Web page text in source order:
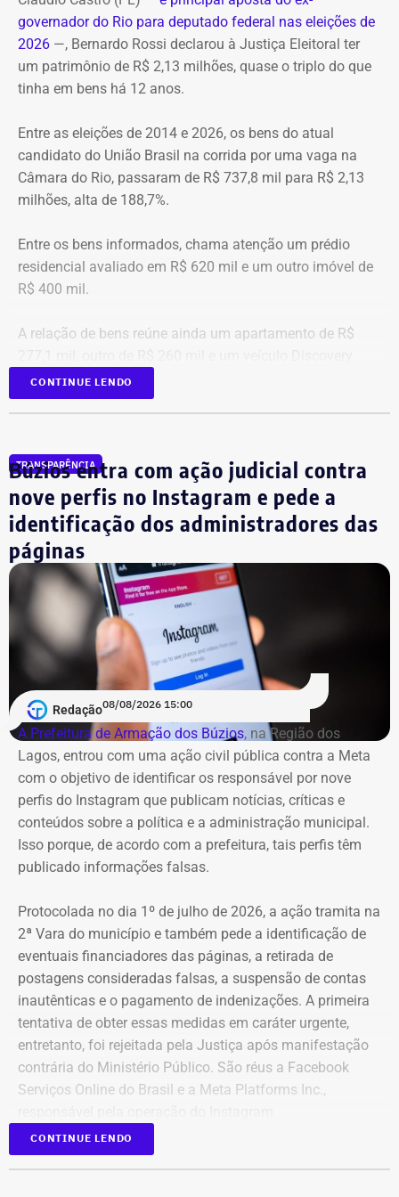
TEMPO REAL
Pré-hora: 19h, com cobertura especial pelo YouTube do
TEMPO REAL
A operação mobilizou cerca de 40 militares, 11 viaturas e
4 unidades operacionais.
governador do Rio para deputado federal nas eleições de
2026 —, Bernardo Rossi declarou à Justiça Eleitoral ter
um patrimônio de R$ 2,13 milhões, quase o triplo do que
tinha em bens há 12 anos.
Entre as eleições de 2014 e 2026, os bens do atual
candidato do União Brasil na corrida por uma vaga na
Câmara do Rio, passaram de R$ 737,8 mil para R$ 2,13
milhões, alta de 188,7%.
Entre os bens informados, chama atenção um prédio
residencial avaliado em R$ 620 mil e um outro imóvel de
R$ 400 mil.
A relação de bens reúne ainda um apartamento de R$
D300, ano 2023, declarado por R$ 330 mil. Também
aparecem na lista cerca de R$ 177 mil em aplicações e
CONTINUE LENDO
TRANSPARÊNCIA
Búzios entra com ação judicial contra
nove perfis no Instagram e pede a
identificação dos administradores das
páginas
Redação08/08/2026 15:00
A Prefeitura de Armação dos Búzios, na Região dos
Lagos, entrou com uma ação civil pública contra a Meta
com o objetivo de identificar os responsável por nove
perfis do Instagram que publicam notícias, críticas e
conteúdos sobre a política e a administração municipal.
Isso porque, de acordo com a prefeitura, tais perfis têm
publicado informações falsas.
Protocolada no dia 1º de julho de 2026, a ação tramita na
2ª Vara do município e também pede a identificação de
eventuais financiadores das páginas, a retirada de
postagens consideradas falsas, a suspensão de contas
inautênticas e o pagamento de indenizações. A primeira
tentativa de obter essas medidas em caráter urgente,
entretanto, foi rejeitada pela Justiça após manifestação
contrária do Ministério Público. São réus a Facebook
Serviços Online do Brasil e a Meta Platforms Inc.,
Os administradores dos perfis não foram incluídos no
CONTINUE LENDO